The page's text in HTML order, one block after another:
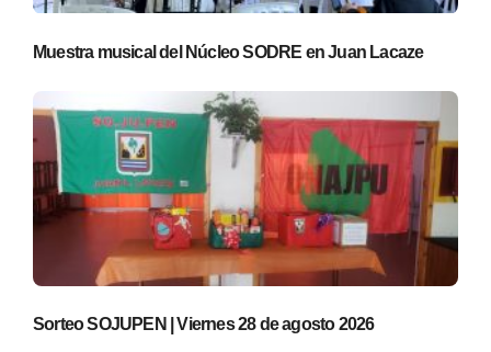
Muestra musical del Núcleo SODRE en Juan Lacaze
Sorteo SOJUPEN | Viernes 28 de agosto 2026